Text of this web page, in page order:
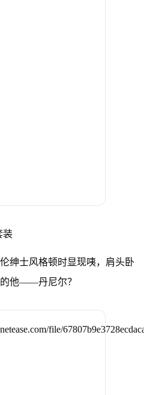
装
绅士风格顿时显现咦，肩头卧
他——丹尼尔？